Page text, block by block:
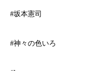
#坂本憲司
#神々の色いろ